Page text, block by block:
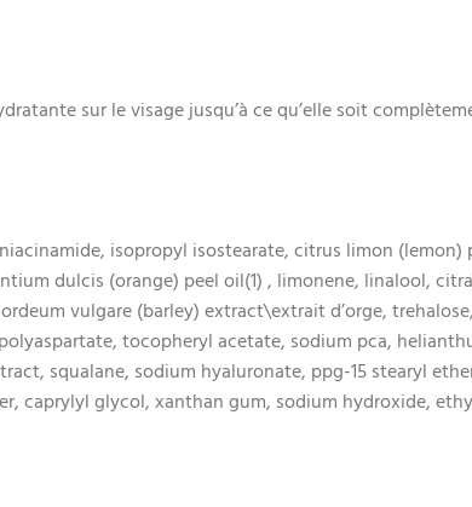
sur le visage jusqu’à ce qu’elle soit
isopropyl isostearate, citrus limon (lemon)
dulcis (orange) peel oil(1) , limonene, linalool,
vulgare (barley) extract\extrait d’orge,
tocopheryl acetate, sodium pca,
squalane, sodium hyaluronate, ppg-15 stearyl
caprylyl glycol, xanthan gum, sodium hydroxide,